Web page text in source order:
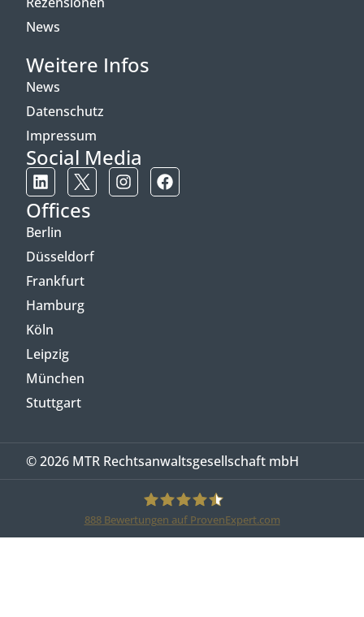
News
Weitere Infos
News
Datenschutz
Impressum
Social Media
Offices
Berlin
Düsseldorf
Frankfurt
Hamburg
Köln
Leipzig
München
Stuttgart
© 2026 MTR Rechtsanwaltsgesellschaft mbH
888Bewertungen auf ProvenExpert.com